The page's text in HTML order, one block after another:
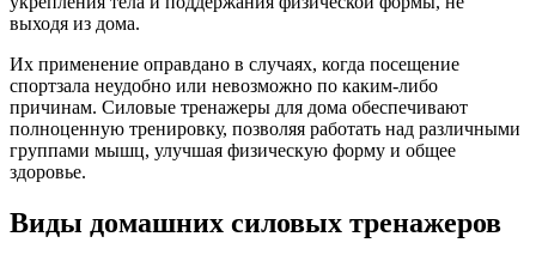
выходя из дома.
Их применение оправдано в случаях, когда посещение
спортзала неудобно или невозможно по каким-либо
причинам. Силовые тренажеры для дома обеспечивают
полноценную тренировку, позволяя работать над различными
группами мышц, улучшая физическую форму и общее
здоровье.
Виды домашних силовых тренажеров